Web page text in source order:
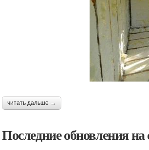
читать дальше →
Последние обновления на